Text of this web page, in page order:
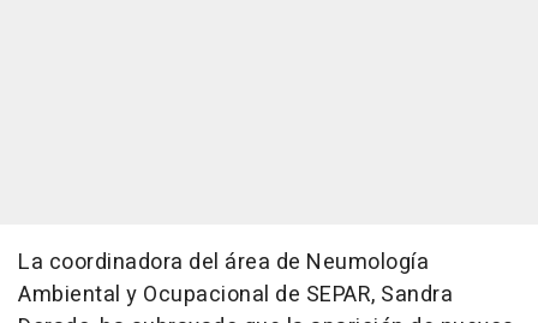
La coordinadora del área de Neumología
Ambiental y Ocupacional de SEPAR, Sandra